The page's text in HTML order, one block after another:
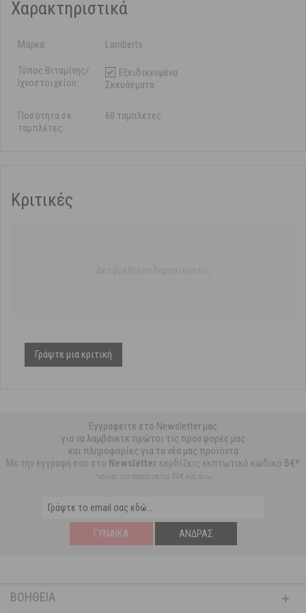
Χαρακτηριστικά
Μάρκα: Lamberts
Τύπος Βιταμίνης/
Ιχνοστοιχείου:
Εξειδικευμένα
Σκευάσματα
Ποσότητα σε
ταμπλέτες:
60 ταμπλέτες
Κριτικές
Γράψτε μια κριτική
Εγγραφείτε στο Newsletter μας
για να λαμβάνετε πρώτοι τις προσφορές μας
και πληροφορίες για τα νέα μας προϊόντα
Με την εγγραφή σου στο Newsletter κερδίζεις εκπτωτικό κωδικό 5€*
*ισχύει για παραγγελία 59€ και άνω
ΓΥΝΑΊΚΑ ΆΝΔΡΑΣ
ΒΟΉΘΕΙΑ